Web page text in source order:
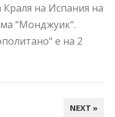
на Испания на
“Монджуик“.
е на 2
NEXT »